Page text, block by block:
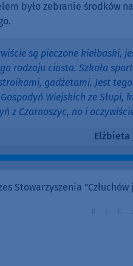
było zebranie środków
są pieczone kiełbaski,
rodzaju ciasta. Szkoła
gadżetami. Jest
Wiejskich ze
z Czarnoszyc, no i
Elżbieta
Stowarzyszenia